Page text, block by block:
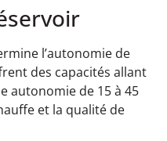
l’autonomie de
des capacités allant
autonomie de 15 à 45
et la qualité de